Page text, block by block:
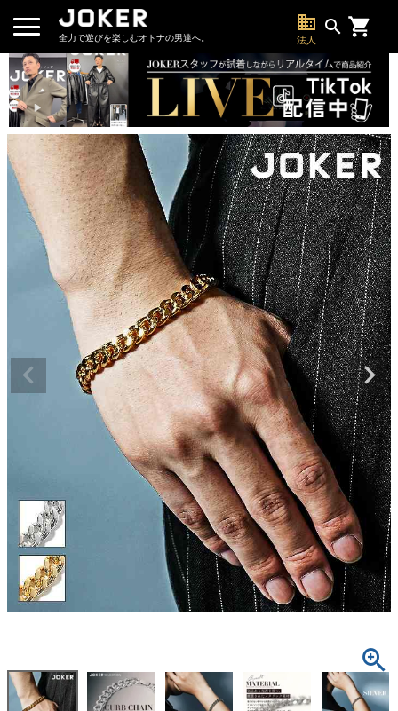
全力で遊びを楽しむオトナの男達へ。
business
法人
search